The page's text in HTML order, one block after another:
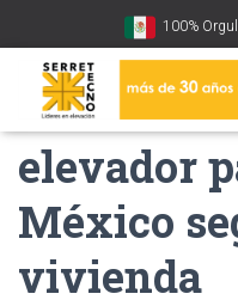
100%
Cuál es
elevador
México
vivienda